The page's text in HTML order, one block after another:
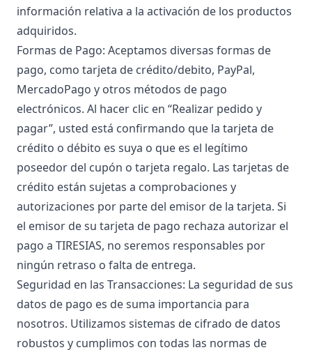
información relativa a la activación de los productos
adquiridos.
Formas de Pago: Aceptamos diversas formas de
pago, como tarjeta de crédito/debito, PayPal,
MercadoPago y otros métodos de pago
electrónicos. Al hacer clic en “Realizar pedido y
pagar”, usted está confirmando que la tarjeta de
crédito o débito es suya o que es el legítimo
poseedor del cupón o tarjeta regalo. Las tarjetas de
crédito están sujetas a comprobaciones y
autorizaciones por parte del emisor de la tarjeta. Si
el emisor de su tarjeta de pago rechaza autorizar el
pago a TIRESIAS, no seremos responsables por
ningún retraso o falta de entrega.
Seguridad en las Transacciones: La seguridad de sus
datos de pago es de suma importancia para
nosotros. Utilizamos sistemas de cifrado de datos
robustos y cumplimos con todas las normas de